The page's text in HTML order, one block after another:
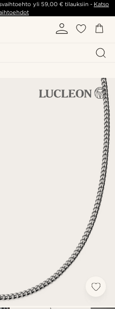
yli 59,00 €tilauksiin - Katso